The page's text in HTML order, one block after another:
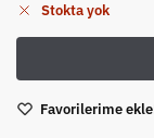
Stokta yok
Favorilerime